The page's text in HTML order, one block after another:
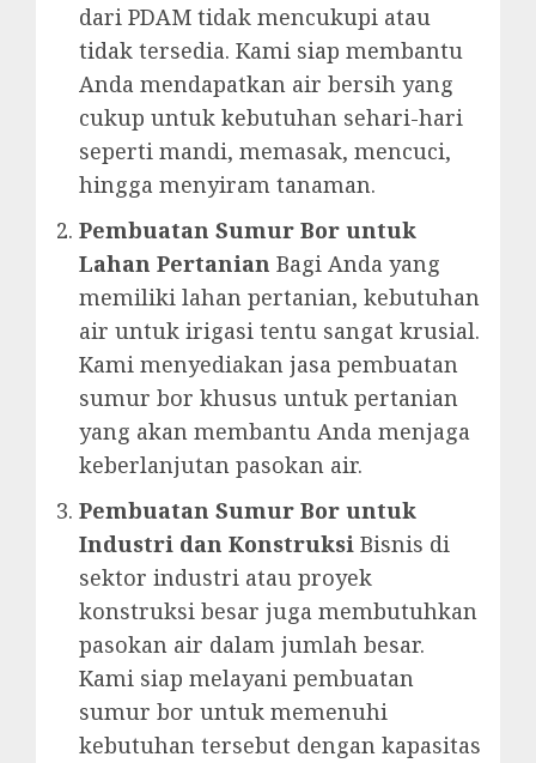
dari PDAM tidak mencukupi atau
tidak tersedia. Kami siap membantu
Anda mendapatkan air bersih yang
cukup untuk kebutuhan sehari-hari
seperti mandi, memasak, mencuci,
hingga menyiram tanaman.
Pembuatan Sumur Bor untuk
Lahan Pertanian Bagi Anda yang
memiliki lahan pertanian, kebutuhan
air untuk irigasi tentu sangat krusial.
Kami menyediakan jasa pembuatan
sumur bor khusus untuk pertanian
yang akan membantu Anda menjaga
keberlanjutan pasokan air.
Pembuatan Sumur Bor untuk
Industri dan Konstruksi Bisnis di
sektor industri atau proyek
konstruksi besar juga membutuhkan
pasokan air dalam jumlah besar.
Kami siap melayani pembuatan
sumur bor untuk memenuhi
kebutuhan tersebut dengan kapasitas